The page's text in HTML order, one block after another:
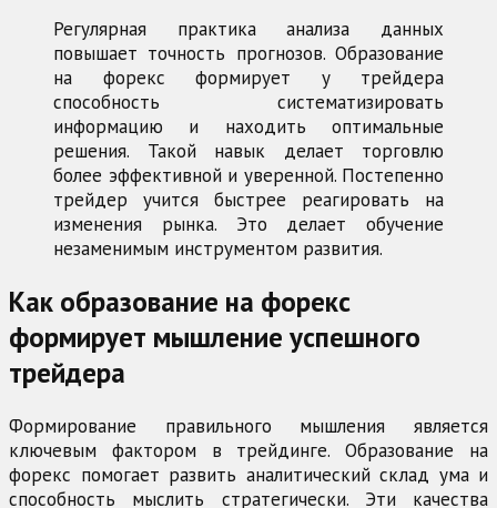
Регулярная практика анализа данных
повышает точность прогнозов. Образование
на форекс формирует у трейдера
способность систематизировать
информацию и находить оптимальные
решения. Такой навык делает торговлю
более эффективной и уверенной. Постепенно
трейдер учится быстрее реагировать на
изменения рынка. Это делает обучение
незаменимым инструментом развития.
Как образование на форекс
формирует мышление успешного
трейдера
Формирование правильного мышления является
ключевым фактором в трейдинге. Образование на
форекс помогает развить аналитический склад ума и
способность мыслить стратегически. Эти качества